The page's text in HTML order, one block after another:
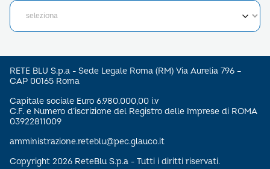
RETE BLU S.p.a - Sede Legale Roma (RM) Via Aurelia 796 –
CAP 00165 Roma
Capitale sociale Euro 6.980.000,00 i.v
C.F. e Numero d’iscrizione del Registro delle Imprese di ROMA
03922811009
amministrazione.reteblu@pec.glauco.it
Copyright 2026 ReteBlu S.p.a - Tutti i diritti riservati.